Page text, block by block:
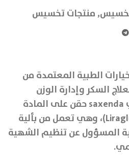
, منتجات تخسيس
الطبية المعتمدة من
السكر وإدارة الوزن
ومقاومة السمنة وتحتوي saxenda حقن على المادة
الفعالة ليراجلوتايد (Liraglutide)، وهي تعمل من بألية
المسؤول عن تنظيم الشهية